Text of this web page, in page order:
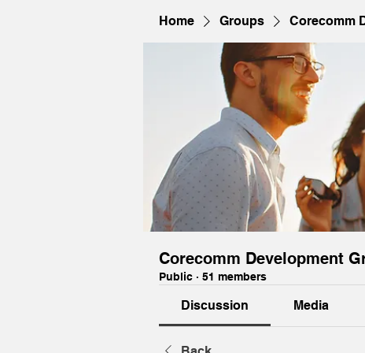
Home Groups Corecomm
Corecomm Development
Public · 51 members
Discussion Media